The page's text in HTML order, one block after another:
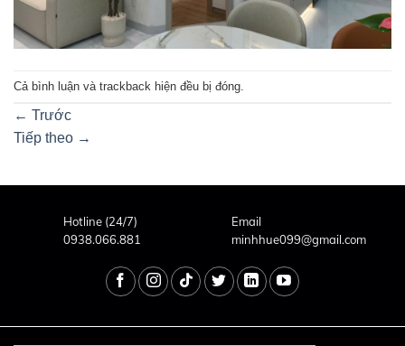
Cả bình luận và trackback hiện đều bị đóng.
← Trước
Tiếp theo →
Hotline (24/7)
0938.066.881
Email
minhhue099@gmail.com